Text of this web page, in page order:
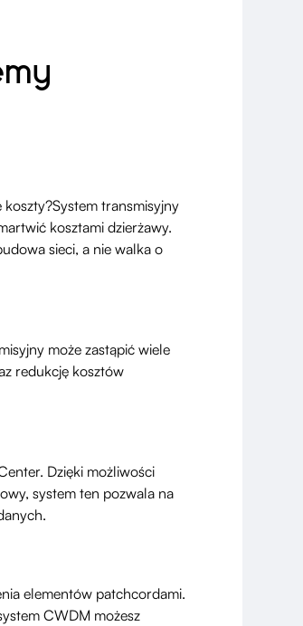
transmisyjny
kosztami dzierżawy.
sieci, a nie walka o
może zastąpić wiele
redukcję kosztów
Dzięki możliwości
system ten pozwala na
elementów patchcordami.
CWDM możesz